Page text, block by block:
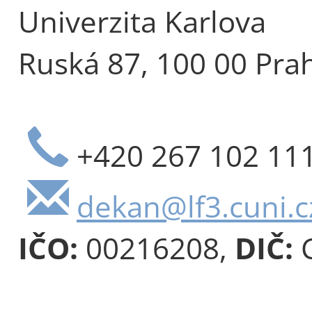
Univerzita Karlova
Ruská 87, 100 00
+420 267 102
IČO: 00216208, DIČ: